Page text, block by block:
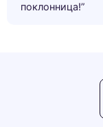
поклонница!”